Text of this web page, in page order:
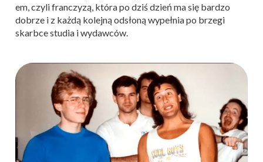
em, czyli franczyzą, która po dziś dzień ma się bardzo
dobrze i z każdą kolejną odsłoną wypełnia po brzegi
skarbce studia i wydawców.